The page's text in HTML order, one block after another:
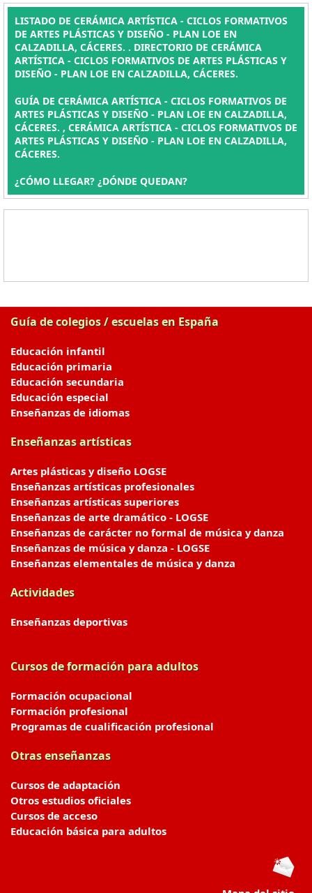
LISTADO DE CERÁMICA ARTÍSTICA - CICLOS FORMATIVOS
DE ARTES PLÁSTICAS Y DISEÑO - PLAN LOE EN
CALZADILLA, CÁCERES. . DIRECTORIO DE CERÁMICA
ARTÍSTICA - CICLOS FORMATIVOS DE ARTES PLÁSTICAS Y
DISEÑO - PLAN LOE EN CALZADILLA, CÁCERES.
GUÍA DE CERÁMICA ARTÍSTICA - CICLOS FORMATIVOS DE
ARTES PLÁSTICAS Y DISEÑO - PLAN LOE EN CALZADILLA,
CÁCERES. , CERÁMICA ARTÍSTICA - CICLOS FORMATIVOS DE
ARTES PLÁSTICAS Y DISEÑO - PLAN LOE EN CALZADILLA,
CÁCERES.
¿CÓMO LLEGAR? ¿DÓNDE QUEDAN?
Guía de colegios / escuelas en España
Educación infantil
Educación primaria
Educación secundaria
Educación especial
Enseñanzas de idiomas
Enseñanzas artísticas
Artes plásticas y diseño LOGSE
Enseñanzas artísticas profesionales
Enseñanzas artísticas superiores
Enseñanzas de arte dramático - LOGSE
Enseñanzas de carácter no formal de música y danza
Enseñanzas de música y danza - LOGSE
Enseñanzas elementales de música y danza
Actividades
Enseñanzas deportivas
Cursos de formación para adultos
Formación ocupacional
Formación profesional
Programas de cualificación profesional
Otras enseñanzas
Cursos de adaptación
Otros estudios oficiales
Cursos de acceso
Educación básica para adultos